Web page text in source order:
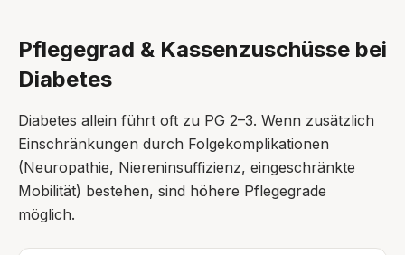
Pflegegrad & Kassenzuschüsse bei
Diabetes
Diabetes allein führt oft zu PG 2–3. Wenn zusätzlich
Einschränkungen durch Folgekomplikationen
(Neuropathie, Niereninsuffizienz, eingeschränkte
Mobilität) bestehen, sind höhere Pflegegrade
möglich.